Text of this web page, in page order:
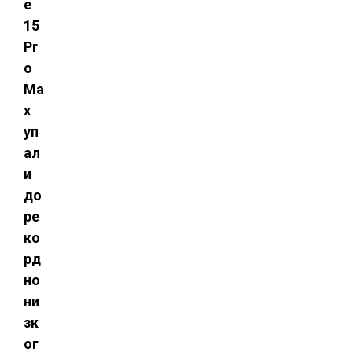
e
15
Pr
o
Ma
x
уп
ал
и
до
ре
ко
рд
но
ни
зк
ог